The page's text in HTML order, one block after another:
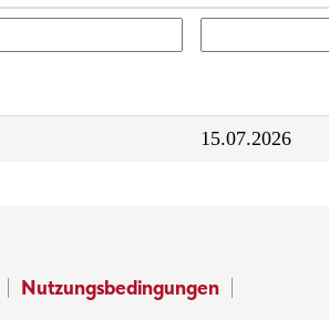
15.07.2026
Nutzungsbedingungen